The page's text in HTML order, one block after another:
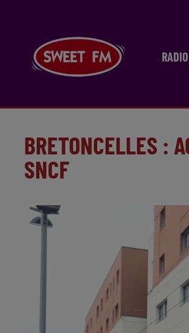
RADIO
BRETONCELLES :
SNCF